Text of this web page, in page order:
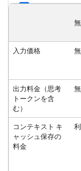
入力価格
出力料金（思考
トークンを含
む）
コンテキスト キ
ャッシュ保存の
料金